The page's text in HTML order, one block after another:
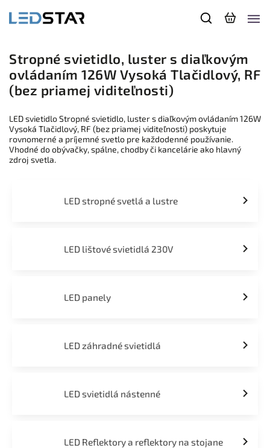
Stropné svietidlo, luster s diaľkovým
ovládaním 126W Vysoká Tlačidlový, RF
(bez priamej viditeľnosti)
LED svietidlo Stropné svietidlo, luster s diaľkovým ovládaním 126W
Vysoká Tlačidlový, RF (bez priamej viditeľnosti) poskytuje
rovnomerné a príjemné svetlo pre každodenné používanie.
Vhodné do obývačky, spálne, chodby či kancelárie ako hlavný
zdroj svetla.
LED stropné svetlá a lustre
LED lištové svietidlá 230V
LED panely
LED záhradné svietidlá
LED svietidlá nástenné
LED Reflektory a reflektory na stojane